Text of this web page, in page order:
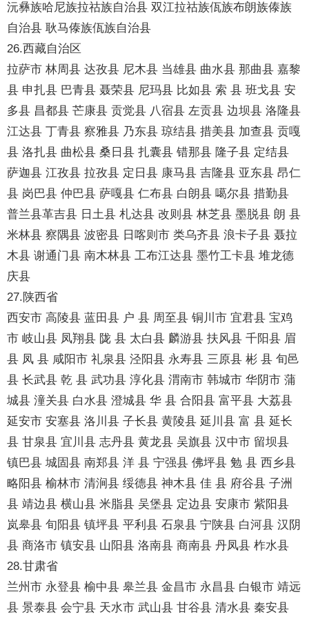
沅彝族哈尼族拉祜族自治县 双江拉祜族佤族布朗族傣族
自治县 耿马傣族佤族自治县
26.西藏自治区
拉萨市 林周县 达孜县 尼木县 当雄县 曲水县 那曲县 嘉黎
县 申扎县 巴青县 聂荣县 尼玛县 比如县 索 县 班戈县 安
多县 昌都县 芒康县 贡觉县 八宿县 左贡县 边坝县 洛隆县
江达县 丁青县 察雅县 乃东县 琼结县 措美县 加查县 贡嘎
县 洛扎县 曲松县 桑日县 扎囊县 错那县 隆子县 定结县
萨迦县 江孜县 拉孜县 定日县 康马县 吉隆县 亚东县 昂仁
县 岗巴县 仲巴县 萨嘎县 仁布县 白朗县 噶尔县 措勤县
普兰县革吉县 日土县 札达县 改则县 林芝县 墨脱县 朗 县
米林县 察隅县 波密县 日喀则市 类乌齐县 浪卡子县 聂拉
木县 谢通门县 南木林县 工布江达县 墨竹工卡县 堆龙德
庆县
27.陕西省
西安市 高陵县 蓝田县 户 县 周至县 铜川市 宜君县 宝鸡
市 岐山县 凤翔县 陇 县 太白县 麟游县 扶风县 千阳县 眉
县 凤 县 咸阳市 礼泉县 泾阳县 永寿县 三原县 彬 县 旬邑
县 长武县 乾 县 武功县 淳化县 渭南市 韩城市 华阴市 蒲
城县 潼关县 白水县 澄城县 华 县 合阳县 富平县 大荔县
延安市 安塞县 洛川县 子长县 黄陵县 延川县 富 县 延长
县 甘泉县 宜川县 志丹县 黄龙县 吴旗县 汉中市 留坝县
镇巴县 城固县 南郑县 洋 县 宁强县 佛坪县 勉 县 西乡县
略阳县 榆林市 清涧县 绥德县 神木县 佳 县 府谷县 子洲
县 靖边县 横山县 米脂县 吴堡县 定边县 安康市 紫阳县
岚皋县 旬阳县 镇坪县 平利县 石泉县 宁陕县 白河县 汉阴
县 商洛市 镇安县 山阳县 洛南县 商南县 丹凤县 柞水县
28.甘肃省
兰州市 永登县 榆中县 皋兰县 金昌市 永昌县 白银市 靖远
县 景泰县 会宁县 天水市 武山县 甘谷县 清水县 秦安县